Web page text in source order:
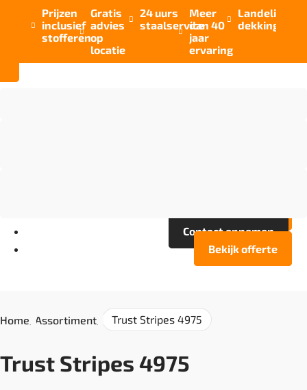

Prijzen
inclusief
stofferen

Gratis
advies
op
locatie

24 uurs
staalservice

Meer
dan 40
jaar
ervaring

Landelijke
dekking
Contact opnemen
Bekijk offerte
Home Assortiment Trust Stripes 4975
Trust Stripes 4975